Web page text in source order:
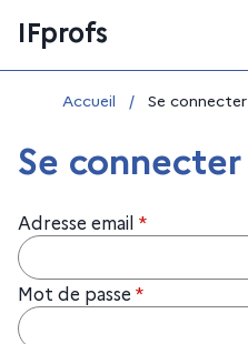
au
contenu
IFprofs
Vous êtes ici :
Accueil / Se connecter
Se connecter
Adresse email *
Mot de passe *